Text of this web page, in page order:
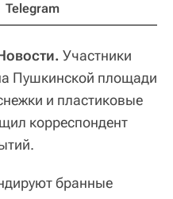
Telegram
Участники
Пушкинской площади
и пластиковые
корреспондент
бранные